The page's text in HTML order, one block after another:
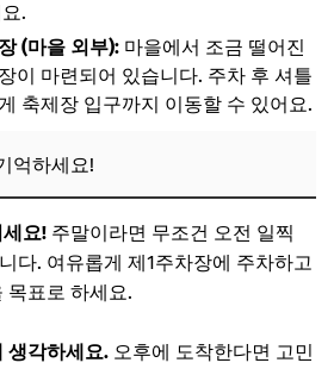
.
(마을 외부): 마을에서 조금 떨어진
이 마련되어 있습니다. 주차 후 셔틀
축제장 입구까지 이동할 수 있어요.
억하세요!
요! 주말이라면 무조건 오전 일찍
다. 여유롭게 제1주차장에 주차하고
목표로 하세요.
생각하세요. 오후에 도착한다면 고민